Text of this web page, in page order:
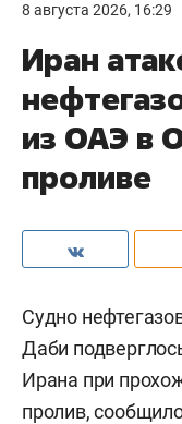
8 августа 2026, 16:29
Иран
из ОАЭ в
проливе
Судно
Даби
Ирана при
пролив,